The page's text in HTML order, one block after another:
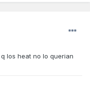
los heat no lo querian